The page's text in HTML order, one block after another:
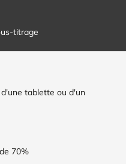
titrage
tablette ou d'un
70%